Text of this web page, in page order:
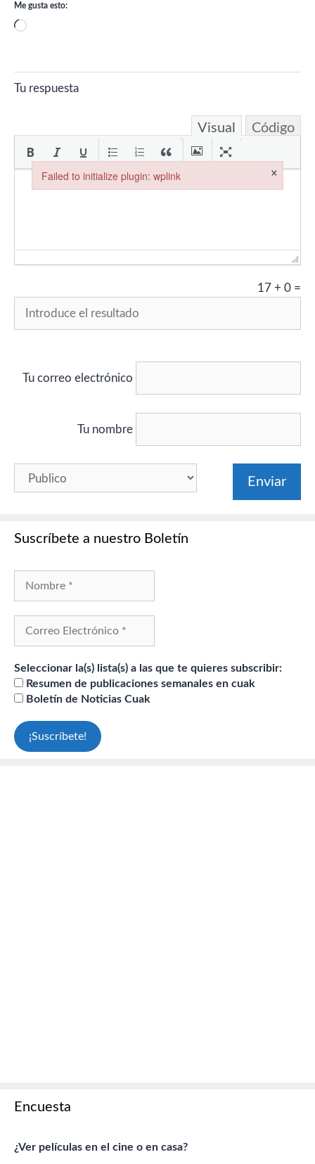
Me gusta esto:
Cargando...
Tu respuesta
Visual Código
17 + 0 =
Tu correo electrónico
Tu nombre
Suscríbete a nuestro Boletín
Seleccionar la(s) lista(s) a las que te quieres subscribir:
Resumen de publicaciones semanales en cuak
Boletín de Noticias Cuak
Encuesta
¿Ver películas en el cine o en casa?
Failed to initialize plugin: wplink ×
Failed to initialize plugin: wplink